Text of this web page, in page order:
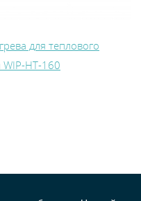
для теплового
HT-160